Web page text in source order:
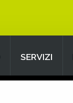
Site
SERVIZI